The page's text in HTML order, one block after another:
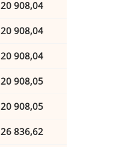
20 908,04
20 908,04
20 908,04
20 908,05
20 908,05
26 836,62